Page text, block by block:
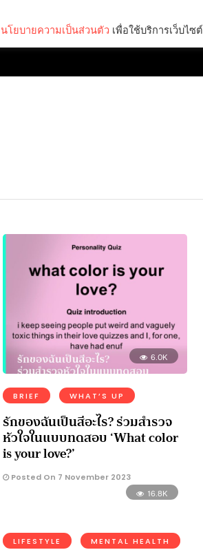
6.0K
BRIEF WHAT’S UP
รักของฉันเป็นสีอะไร? ร่วมสำรวจ
หัวใจในแบบทดสอบ ‘What color
is your love?’
Posted On 7 November 2023
16.8K
LIFESTYLE MENTAL HEALTH
นโยบายความเป็นส่วนตัว เพื่อใช้บริการเว็บไซต์